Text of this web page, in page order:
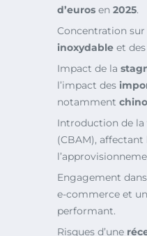
d’euros en 2025.
Concentration
inoxydable et des
Impact de la
l’impact des
notamment
Introduction de la
(CBAM),
Engagement
e-commerce et
performant.
Risques d’une